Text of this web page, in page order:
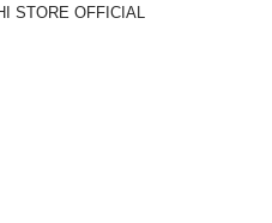
STORE OFFICIAL